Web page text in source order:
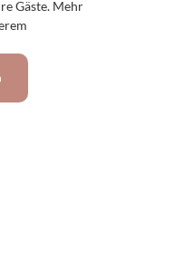
Gäste. Mehr